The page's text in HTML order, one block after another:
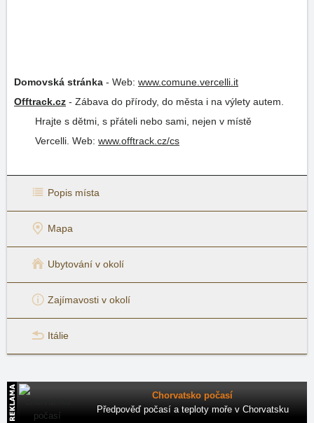
Domovská stránka - Web: www.comune.vercelli.it
Offtrack.cz - Zábava do přírody, do města i na výlety autem.
Hrajte s dětmi, s přáteli nebo sami, nejen v místě
Vercelli. Web: www.offtrack.cz/cs
Popis místa
Mapa
Ubytování v okolí
Zajímavosti v okolí
Itálie
Chorvatsko počasí
Předpověď počasí a teploty moře v Chorvatsku